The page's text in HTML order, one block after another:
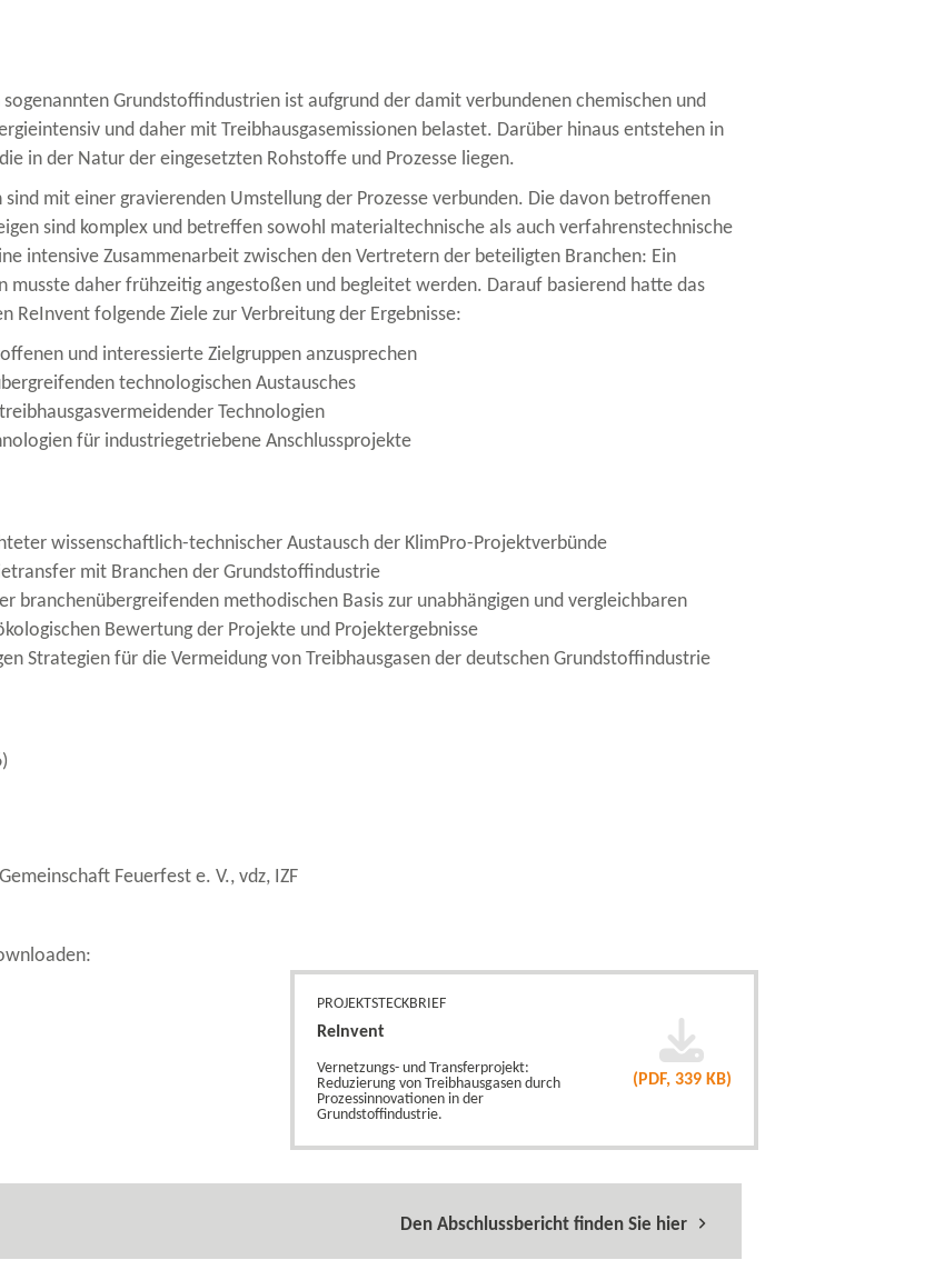
Grundstoffindustrien ist aufgrund der damit verbundenen chemischen und
und daher mit Treibhausgasemissionen belastet. Darüber hinaus entstehen in
in der Natur der eingesetzten Rohstoffe und Prozesse liegen.
sind mit einer gravierenden Umstellung der Prozesse verbunden. Die davon betroffenen
sind komplex und betreffen sowohl materialtechnische als auch verfahrenstechnische
intensive Zusammenarbeit zwischen den Vertretern der beteiligten Branchen: Ein
musste daher frühzeitig angestoßen und begleitet werden. Darauf basierend hatte das
ReInvent folgende Ziele zur Verbreitung der Ergebnisse:
und interessierte Zielgruppen anzusprechen
technologischen Austausches
Technologien
für industriegetriebene Anschlussprojekte
wissenschaftlich-​technischer Austausch der KlimPro-​Projektverbünde
mit Branchen der Grundstoffindustrie
branchenübergreifenden methodischen Basis zur unabhängigen und vergleichbaren
Bewertung der Projekte und Projektergebnisse
Strategien für die Vermeidung von Treibhausgasen der deutschen Grundstoffindustrie
Feuerfest e. V., vdz, IZF
PROJEKTSTECKBRIEF
ReInvent
Vernetzungs-​ und Transferprojekt:
Reduzierung von Treibhausgasen durch
Prozessinnovationen in der
Grundstoffindustrie.
(PDF, 339 KB)
Den Abschlussbericht finden Sie hier